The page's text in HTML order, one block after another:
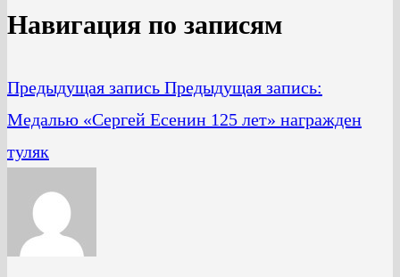
Навигация по записям
Предыдущая запись Предыдущая запись:
Медалью «Сергей Есенин 125 лет» награжден
туляк